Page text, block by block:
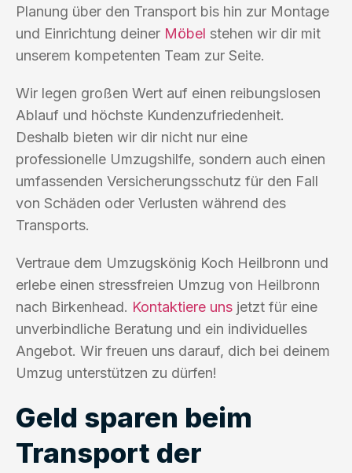
Planung über den Transport bis hin zur Montage
und Einrichtung deiner Möbel stehen wir dir mit
unserem kompetenten Team zur Seite.
Wir legen großen Wert auf einen reibungslosen
Ablauf und höchste Kundenzufriedenheit.
Deshalb bieten wir dir nicht nur eine
professionelle Umzugshilfe, sondern auch einen
umfassenden Versicherungsschutz für den Fall
von Schäden oder Verlusten während des
Transports.
Vertraue dem Umzugskönig Koch Heilbronn und
erlebe einen stressfreien Umzug von Heilbronn
nach Birkenhead. Kontaktiere uns jetzt für eine
unverbindliche Beratung und ein individuelles
Angebot. Wir freuen uns darauf, dich bei deinem
Umzug unterstützen zu dürfen!
Geld sparen beim
Transport der